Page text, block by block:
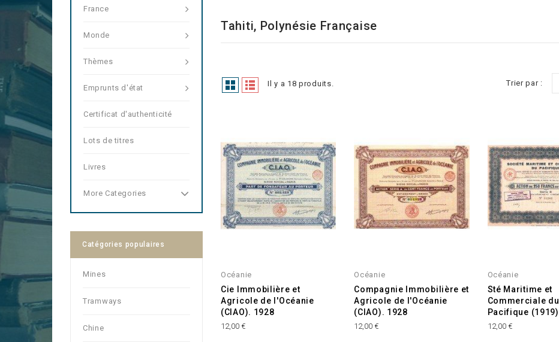
France
Monde
Thèmes
Emprunts d'état
Certificat d'authenticité
Lots de titres
Livres
More Categories
Catégories populaires
Mines
Tramways
Chine
Tahiti, Polynésie Française
Il y a 18 produits. Trier par :
Océanie
Cie Immobilière et
Agricole de l'Océanie
(CIAO). 1928
Prix
12,00 €
Océanie
Compagnie Immobilière et
Agricole de l'Océanie
(CIAO). 1928
Prix
12,00 €
Océanie
Sté Maritime et
Commerciale du
Pacifique (1919)
Prix
12,00 €